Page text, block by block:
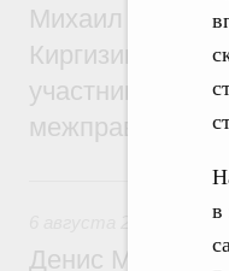
в
Михаил
Киргизии
участников
Денис